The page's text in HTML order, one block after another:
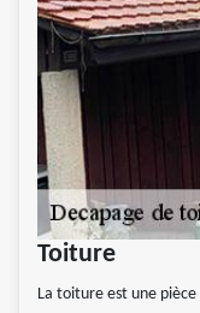
Toiture
La toiture est une